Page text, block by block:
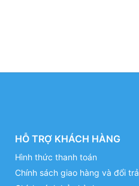
HỖ TRỢ KHÁCH HÀNG
Hình thức thanh toán
Chính sách giao hàng và đổi trả